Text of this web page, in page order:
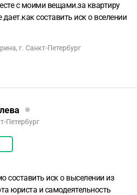
с моими вещами.за квартиру
дает.как составить иск о вселении
, г. Санкт-Петербург
Петербург
составить иск о выселении из
юриста и самодеятельность